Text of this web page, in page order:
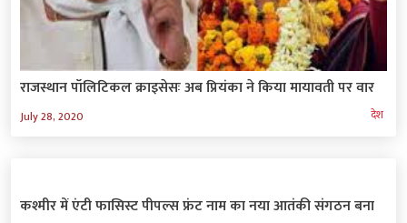
राजस्थान पॉलिटिकल क्राइसेसः अब प्रियंका ने किया मायावती पर वार
July 28, 2020 देश
कश्मीर में एंटी फासिस्ट पीपल्स फ्रंट नाम का नया आतंकी संगठन बना